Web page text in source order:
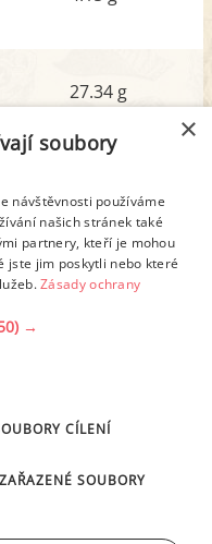
27.34 g
0.12 g
7.26 g
2.62 g
ÚDAJŮ
provozovatele zakázáno.
×
soubory
návštěvnosti používáme
našich stránek také
partnery, kteří je mohou
jste jim poskytli nebo které
Zásady ochrany
→
CÍLENÍ
SOUBORY